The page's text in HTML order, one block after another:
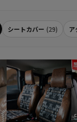
シートカバー (29) ア